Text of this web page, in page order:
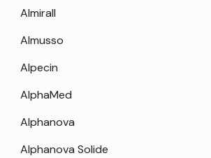
Almirall
Almusso
Alpecin
AlphaMed
Alphanova
Alphanova Solide